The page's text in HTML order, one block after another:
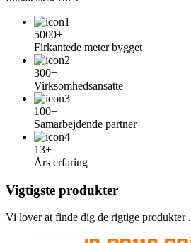
5000+
Firkantede meter bygget
300+
Virksomhedsansatte
100+
Samarbejdende partner
13+
Års erfaring
Vigtigste produkter
Vi lover at finde dig de rigtige produkter .